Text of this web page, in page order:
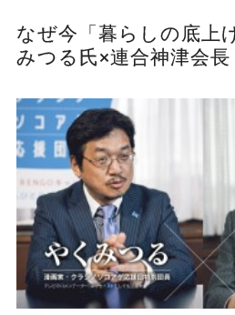
なぜ今「暮らしの底上
みつる氏×連合神津会